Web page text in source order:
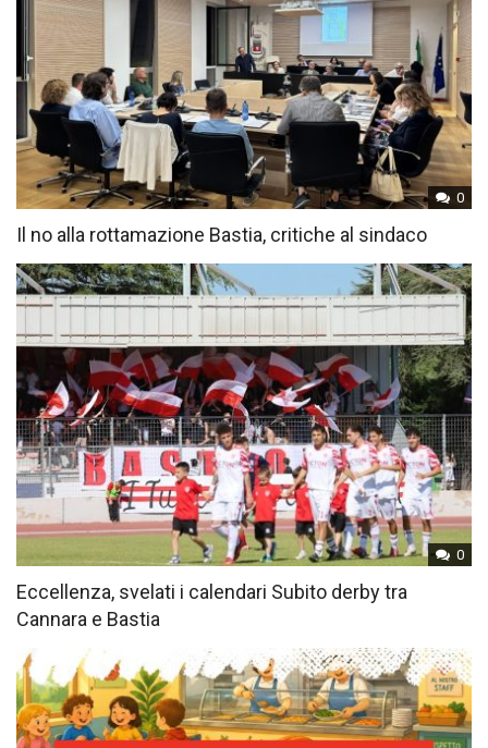
0
Il no alla rottamazione Bastia, critiche al sindaco
0
Eccellenza, svelati i calendari Subito derby tra
Cannara e Bastia